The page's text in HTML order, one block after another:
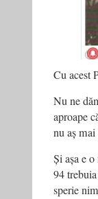
Cu acest
Nune
aproape
nu aș
Și așa e
94
sperie